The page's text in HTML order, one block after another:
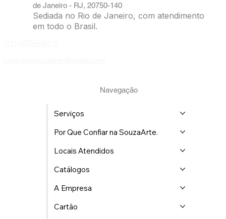
de Janeiro - RJ, 20750-140
Sediada no Rio de Janeiro, com atendimento
em todo o Brasil.
Navegação
Serviços
Por Que Confiar na SouzaArte.
Locais Atendidos
Catálogos
A Empresa
Cartão